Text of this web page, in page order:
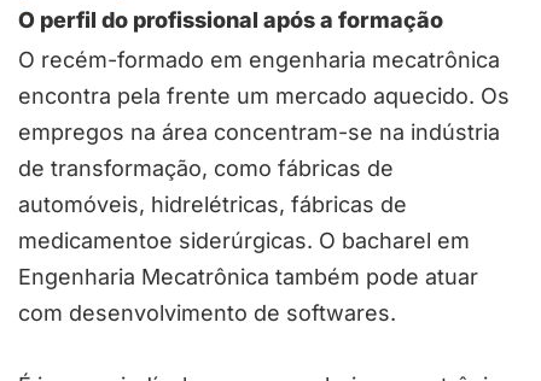
O perfil do profissional após a formação
O recém-formado em engenharia mecatrônica
encontra pela frente um mercado aquecido. Os
empregos na área concentram-se na indústria
de transformação, como fábricas de
automóveis, hidrelétricas, fábricas de
medicamentoe siderúrgicas. O bacharel em
Engenharia Mecatrônica também pode atuar
com desenvolvimento de softwares.